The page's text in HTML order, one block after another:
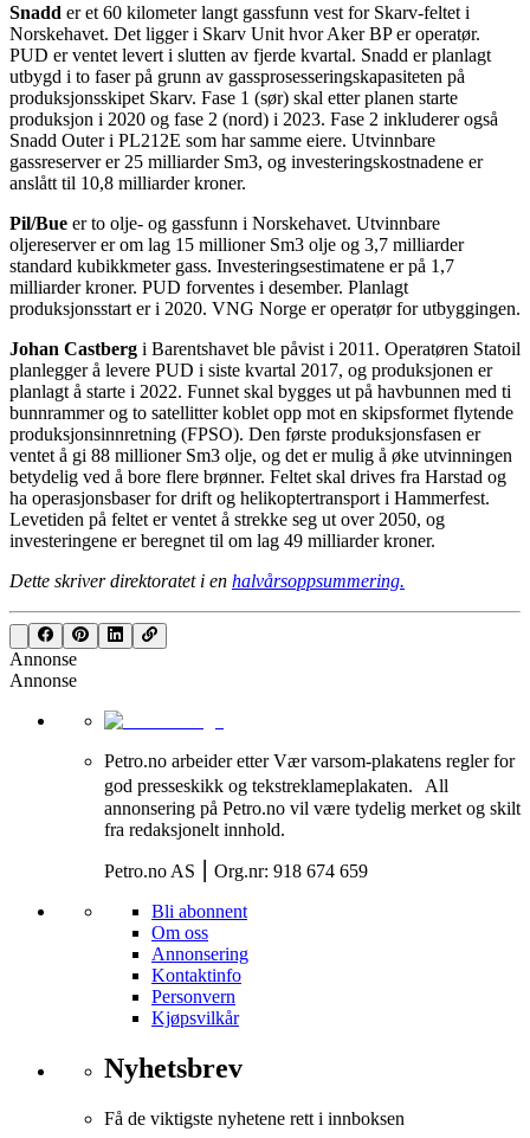
Snadd er et 60 kilometer langt gassfunn vest for Skarv-feltet i
Norskehavet. Det ligger i Skarv Unit hvor Aker BP er operatør.
PUD er ventet levert i slutten av fjerde kvartal. Snadd er planlagt
utbygd i to faser på grunn av gassprosesseringskapasiteten på
produksjonsskipet Skarv. Fase 1 (sør) skal etter planen starte
produksjon i 2020 og fase 2 (nord) i 2023. Fase 2 inkluderer også
Snadd Outer i PL212E som har samme eiere. Utvinnbare
gassreserver er 25 milliarder Sm3, og investeringskostnadene er
anslått til 10,8 milliarder kroner.
Pil/Bue er to olje- og gassfunn i Norskehavet. Utvinnbare
oljereserver er om lag 15 millioner Sm3 olje og 3,7 milliarder
standard kubikkmeter gass. Investeringsestimatene er på 1,7
milliarder kroner. PUD forventes i desember. Planlagt
produksjonsstart er i 2020. VNG Norge er operatør for utbyggingen.
Johan Castberg i Barentshavet ble påvist i 2011. Operatøren Statoil
planlegger å levere PUD i siste kvartal 2017, og produksjonen er
planlagt å starte i 2022. Funnet skal bygges ut på havbunnen med ti
bunnrammer og to satellitter koblet opp mot en skipsformet flytende
produksjonsinnretning (FPSO). Den første produksjonsfasen er
ventet å gi 88 millioner Sm3 olje, og det er mulig å øke utvinningen
betydelig ved å bore flere brønner. Feltet skal drives fra Harstad og
ha operasjonsbaser for drift og helikoptertransport i Hammerfest.
Levetiden på feltet er ventet å strekke seg ut over 2050, og
investeringene er beregnet til om lag 49 milliarder kroner.
Dette skriver direktoratet i en halvårsoppsummering.
Annonse
Annonse
Petro.no arbeider etter Vær varsom-plakatens regler for
god presseskikk og tekstreklameplakaten. All
annonsering på Petro.no vil være tydelig merket og skilt
fra redaksjonelt innhold.
Petro.no AS ⎮ Org.nr: 918 674 659
Bli abonnent
Om oss
Annonsering
Kontaktinfo
Personvern
Kjøpsvilkår
Nyhetsbrev
Få de viktigste nyhetene rett i innboksen